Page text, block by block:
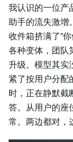
我认识的一位产
助手的流失激增
收件箱挤满了"
各种变体，团队
升级。模型其实
紧了按用户分配
时，正在静默截
答。从用户的座
常。两边都对，